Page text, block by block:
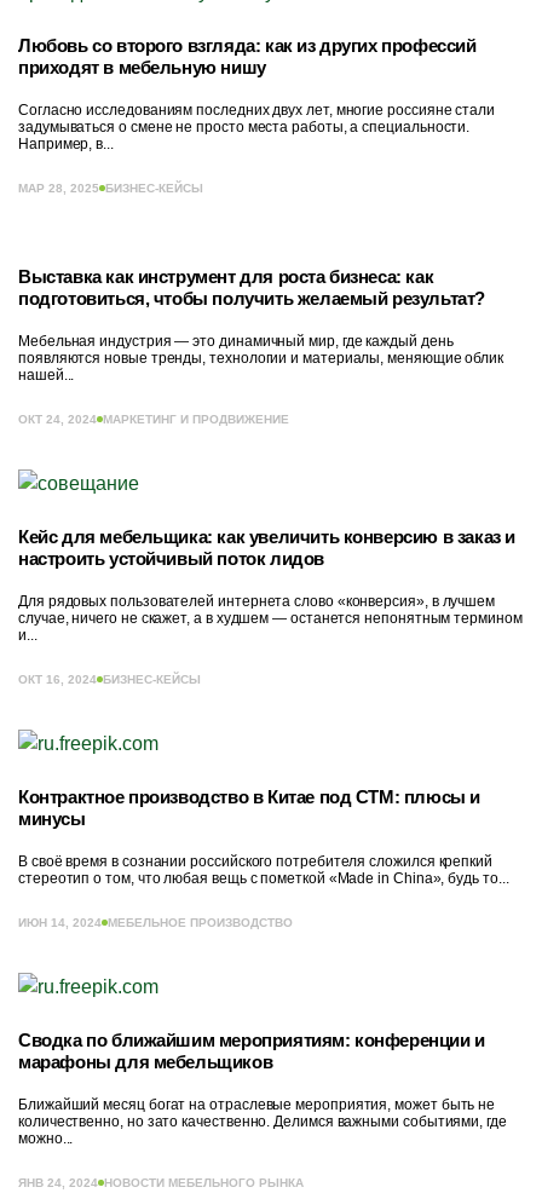
Любовь со второго взгляда: как из других профессий
приходят в мебельную нишу
Согласно исследованиям последних двух лет, многие россияне стали
задумываться о смене не просто места работы, а специальности.
Например, в...
МАР 28, 2025 БИЗНЕС-КЕЙСЫ
Выставка как инструмент для роста бизнеса: как
подготовиться, чтобы получить желаемый результат?
Мебельная индустрия — это динамичный мир, где каждый день
появляются новые тренды, технологии и материалы, меняющие облик
нашей...
ОКТ 24, 2024 МАРКЕТИНГ И ПРОДВИЖЕНИЕ
Кейс для мебельщика: как увеличить конверсию в заказ и
настроить устойчивый поток лидов
Для рядовых пользователей интернета слово «конверсия», в лучшем
случае, ничего не скажет, а в худшем — останется непонятным термином
и...
ОКТ 16, 2024 БИЗНЕС-КЕЙСЫ
Контрактное производство в Китае под СТМ: плюсы и
минусы
В своё время в сознании российского потребителя сложился крепкий
стереотип о том, что любая вещь с пометкой «Made in China», будь то...
ИЮН 14, 2024 МЕБЕЛЬНОЕ ПРОИЗВОДСТВО
Сводка по ближайшим мероприятиям: конференции и
марафоны для мебельщиков
Ближайший месяц богат на отраслевые мероприятия, может быть не
количественно, но зато качественно. Делимся важными событиями, где
можно...
ЯНВ 24, 2024 НОВОСТИ МЕБЕЛЬНОГО РЫНКА